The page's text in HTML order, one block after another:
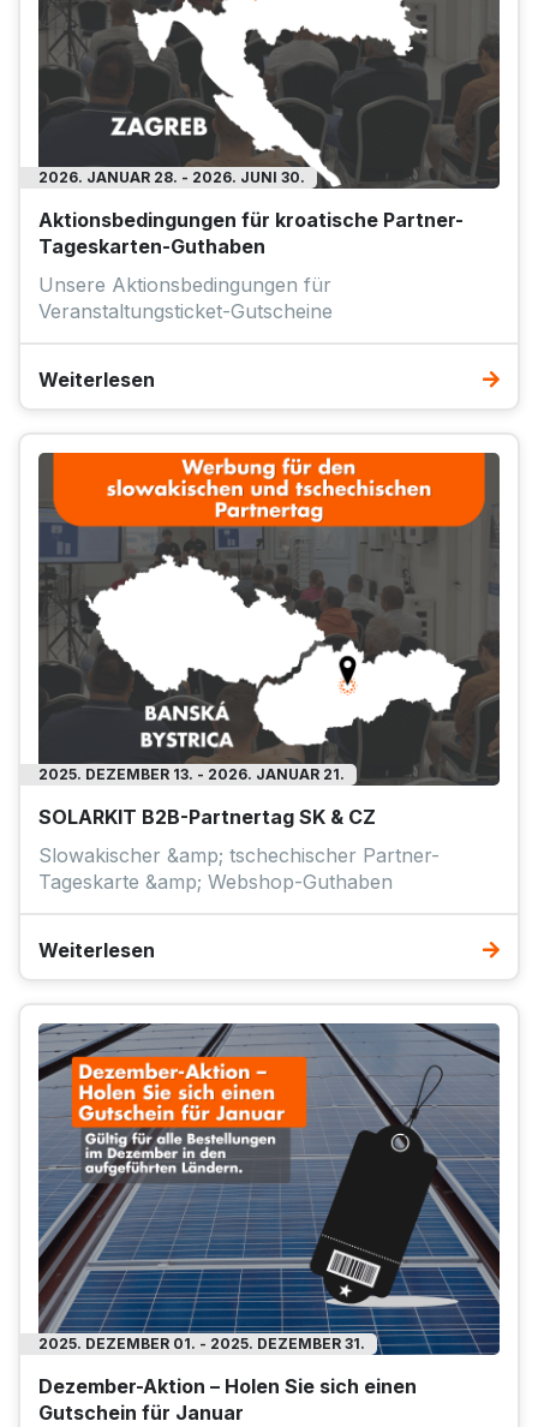
2026. JANUAR 28. - 2026. JUNI 30.
Aktionsbedingungen für kroatische Partner-
Tageskarten-Guthaben
Unsere Aktionsbedingungen für
Veranstaltungsticket-Gutscheine
Weiterlesen
2025. DEZEMBER 13. - 2026. JANUAR 21.
SOLARKIT B2B-Partnertag SK & CZ
Slowakischer &amp; tschechischer Partner-
Tageskarte &amp; Webshop-Guthaben
Weiterlesen
2025. DEZEMBER 01. - 2025. DEZEMBER 31.
Dezember-Aktion – Holen Sie sich einen
Gutschein für Januar